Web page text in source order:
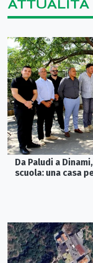
ATTUALITÀ
Da Paludi a
scuola: una casa